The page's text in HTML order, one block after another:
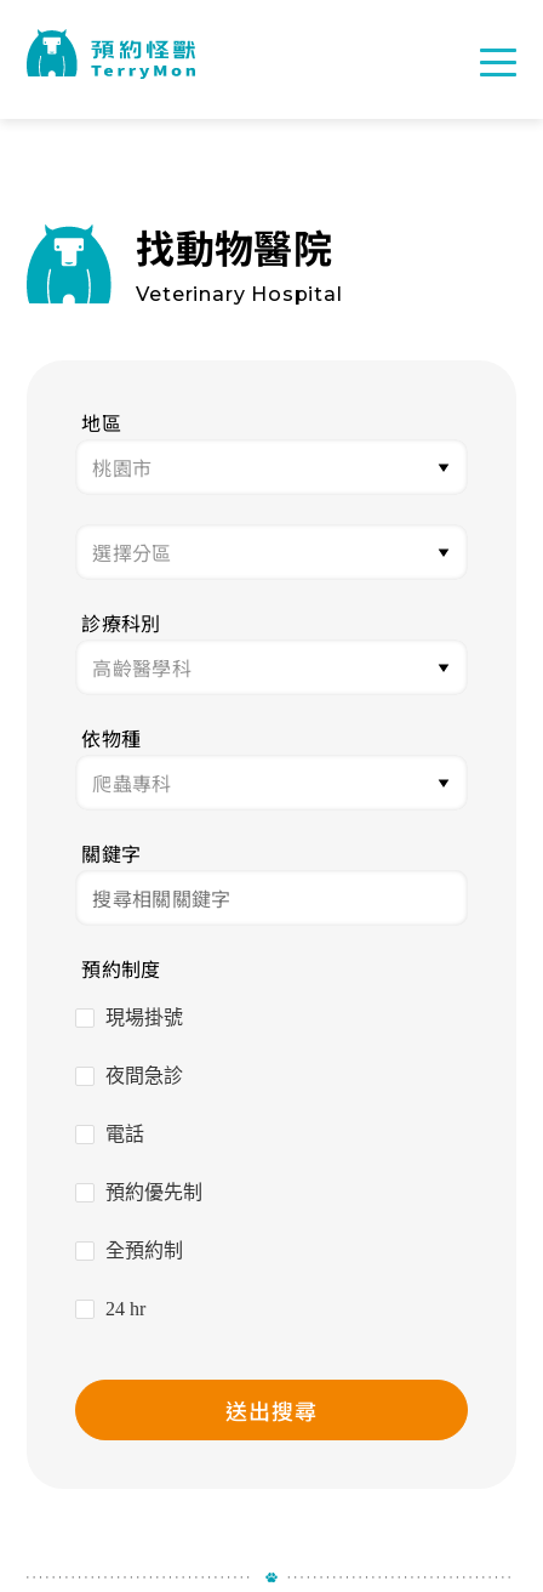
找動物醫院
Veterinary Hospital
地區
診療科別
依物種
關鍵字
預約制度
現場掛號
夜間急診
電話
預約優先制
全預約制
24 hr
送出搜尋